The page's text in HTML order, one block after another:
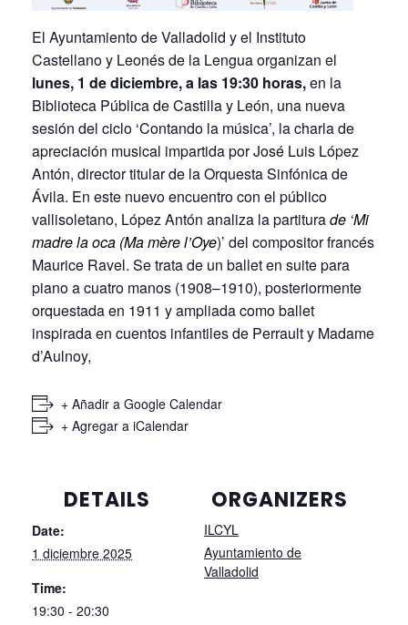
El Ayuntamiento de Valladolid y el Instituto
Castellano y Leonés de la Lengua organizan el
lunes, 1 de diciembre, a las 19:30 horas,en la
Biblioteca Pública de Castilla y León, una nueva
sesión del ciclo ‘Contando la música’, la charla de
apreciación musical impartida por José Luis López
Antón, director titular de la Orquesta Sinfónica de
Ávila. En este nuevo encuentro con el público
vallisoletano, López Antón analiza la partiturade ‘Mi
madre la oca (Ma mère l’Oye)’ del compositor francés
Maurice Ravel. Se trata de un ballet en suite para
piano a cuatro manos (1908–1910), posteriormente
orquestada en 1911 y ampliada como ballet
inspirada en cuentos infantiles de Perrault y Madame
d’Aulnoy,
+ Añadir a Google Calendar
+ Agregar a iCalendar
DETAILS
Date:
1 diciembre 2025
Time:
19:30 - 20:30
ORGANIZERS
ILCYL
Ayuntamiento de
Valladolid